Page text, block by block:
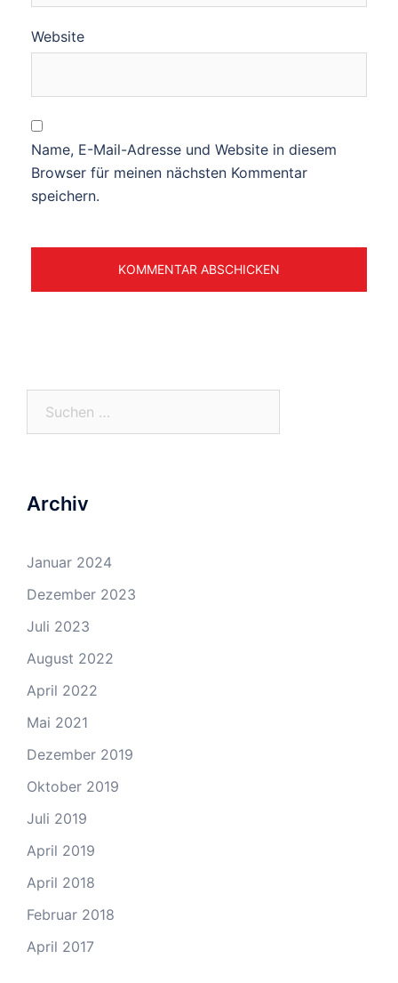
Website
Name, E-Mail-Adresse und Website in diesem
Browser für meinen nächsten Kommentar
speichern.
Archiv
Januar 2024
Dezember 2023
Juli 2023
August 2022
April 2022
Mai 2021
Dezember 2019
Oktober 2019
Juli 2019
April 2019
April 2018
Februar 2018
April 2017